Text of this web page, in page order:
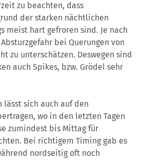
zu beachten, dass
der starken nächtlichen
meist hart gefroren sind. Je nach
bei Querungen von
zu unterschätzen. Deswegen sind
auch Spikes, bzw. Grödel sehr
lässt sich auch auf den
wo in den letzten Tagen
zumindest bis Mittag für
Bei richtigem Timing gab es
nordseitig oft noch